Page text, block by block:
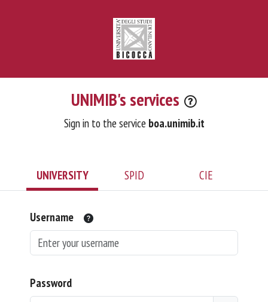
UNIMIB's services
Sign in to the service boa.unimib.it
UNIVERSITY SPID CIE
Username
Password